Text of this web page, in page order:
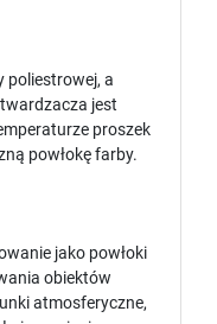
poliestrowej, a
jest
proszek
powłokę farby.
jako powłoki
obiektów
atmosferyczne,